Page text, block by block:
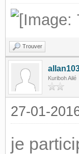
Trouver
Kuriboh Ailé
27-01-
je